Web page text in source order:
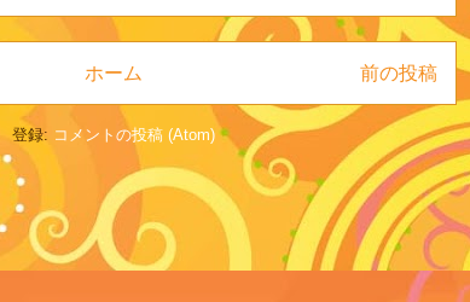
前の投稿
ホーム
登録: コメントの投稿 (Atom)